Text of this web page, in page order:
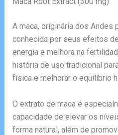
A maca, originária dos Andes
conhecida por seus efeitos
energia e melhora na
história de uso tradicional
física e melhorar o equilíbrio
O extrato de maca é
capacidade de elevar os
forma natural, além de